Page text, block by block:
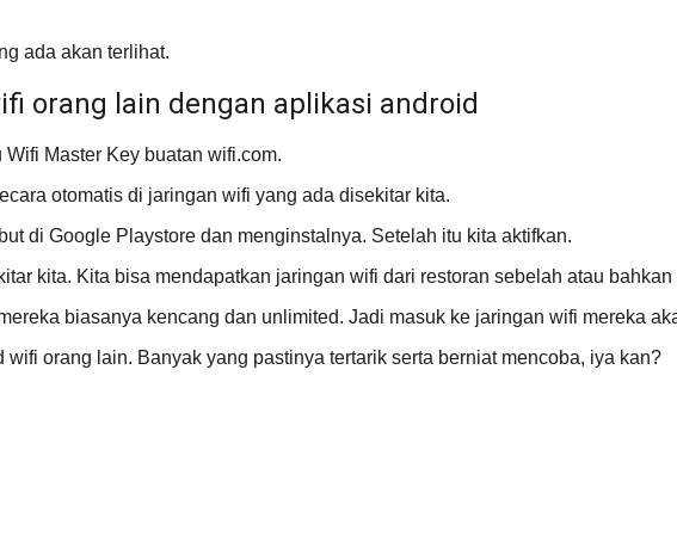
ada akan terlihat.
orang lain dengan aplikasi android
Master Key buatan wifi.com.
otomatis di jaringan wifi yang ada disekitar kita.
di Google Playstore dan menginstalnya. Setelah itu kita aktifkan.
kita. Kita bisa mendapatkan jaringan wifi dari restoran sebelah atau bahkan
biasanya kencang dan unlimited. Jadi masuk ke jaringan wifi mereka
orang lain. Banyak yang pastinya tertarik serta berniat mencoba, iya kan?